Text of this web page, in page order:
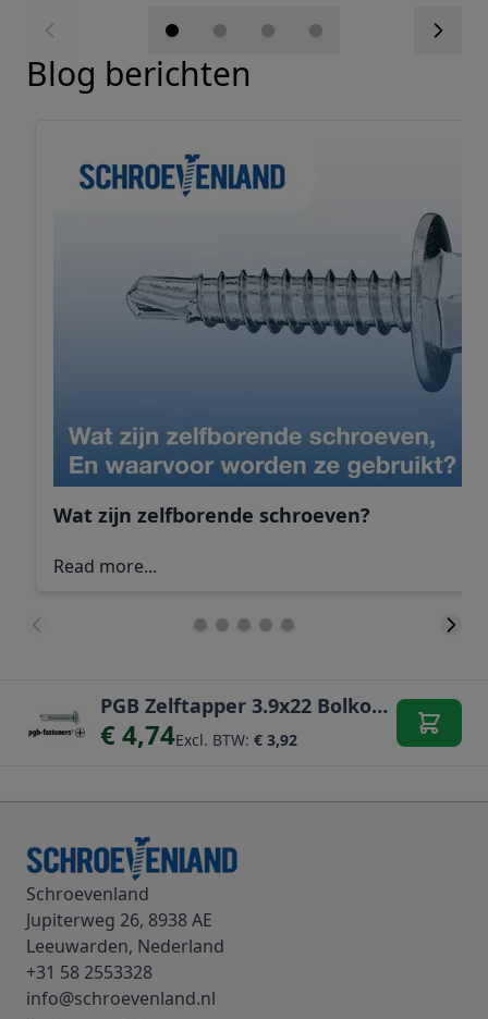
Blog berichten
Wat zijn zelfborende schroeven?
Read more...
PGB Zelftapper 3.9x22 Bolkop PH 200st
€ 4,74Excl. BTW: € 3,92
Schroevenland
Jupiterweg 26, 8938 AE
Leeuwarden, Nederland
+31 58 2553328
info@schroevenland.nl